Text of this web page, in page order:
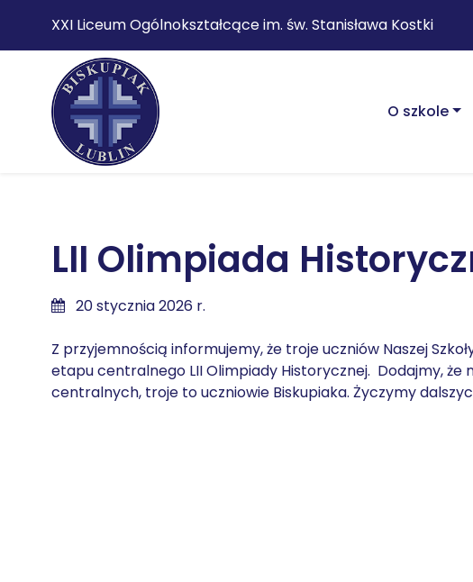
XXI Liceum Ogólnokształcące im. św. Stanisława Kostki
O szkole
LII Olimpiada
20 stycznia 2026 r.
Z przyjemnością informujemy, że troje uczniów Naszej
etapu centralnego LII Olimpiady Historycznej. Dodajmy,
centralnych, troje to uczniowie Biskupiaka. Życzymy